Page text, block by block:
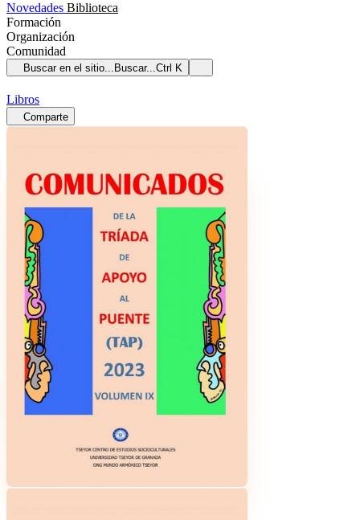
Novedades Biblioteca
Formación
Organización
Comunidad
Buscar en el sitio... Buscar...Ctrl K
Libros
Comparte